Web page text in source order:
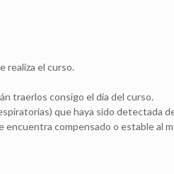
realiza el curso.
traerlos consigo el día del curso.
que haya sido detectada
compensado o estable al